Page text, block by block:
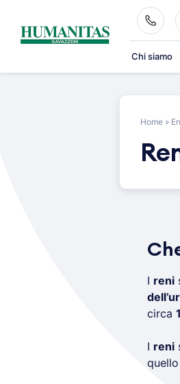
content
Chi siamo
Home »
I reni
circa
I reni
quello